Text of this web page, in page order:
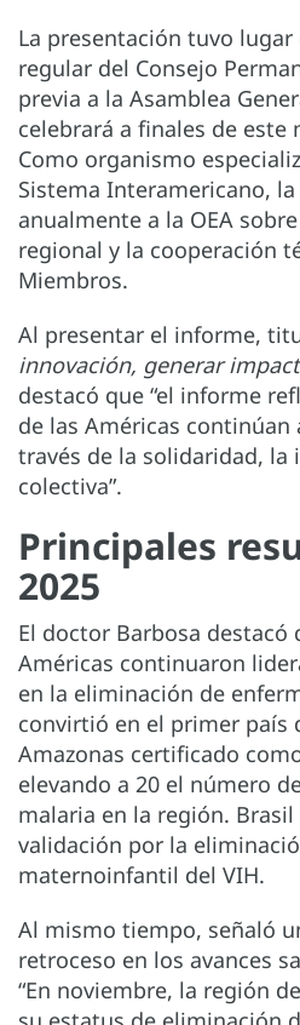
La presentación tuvo
regular del Consejo
previa a la Asamblea
celebrará a finales de este
Como organismo
Sistema Interamericano, la
anualmente a la OEA
regional y la cooperación
Miembros.
Al presentar el informe,
innovación, generar
destacó que “el informe
de las Américas continúan
través de la solidaridad, la
colectiva”.
Principales
2025
El doctor Barbosa destacó
Américas continuaron
en la eliminación de
convirtió en el primer país
Amazonas certificado
elevando a 20 el número
malaria en la región.
validación por la
maternoinfantil del VIH.
Al mismo tiempo, señaló
retroceso en los avances
“En noviembre, la región